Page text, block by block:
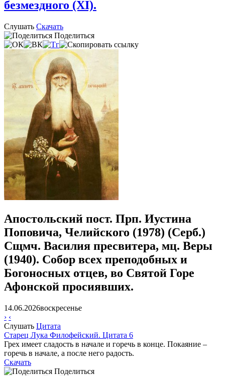
безмездного (XI).
Слушать Скачать
Поделиться
Апостольский пост. Прп. Иустина
Поповича, Челийского (1978) (Серб.)
Сщмч. Василия пресвитера, мц. Веры
(1940). Собор всех преподобных и
Богоносных отцев, во Святой Горе
Афонской просиявших.
14.06.2026воскресенье
› ‹
Слушать Цитата
Старец Лука Филофейский. Цитата 6
Грех имеет сладость в начале и горечь в конце. Покаяние –
горечь в начале, а после него радость.
Скачать
Поделиться